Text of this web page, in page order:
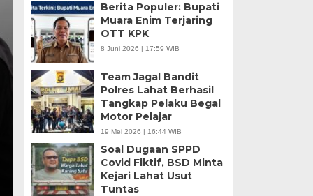
Proyek DD Rimba
Terindikasi
Rabu, 5 Agu 2026 - 11:19 WIB
LAHAT SUMSEL, MLCI – Proyek pembangunan
Dana Desa (DD) berlokasi di…
Berita Populer: Bupati
Muara Enim Terjaring
OTT KPK
8 Juni 2026 | 17:59 WIB
Team Jagal Bandit
Polres Lahat Berhasil
Tangkap Pelaku Begal
Motor Pelajar
19 Mei 2026 | 16:44 WIB
Soal Dugaan SPPD
Covid Fiktif, BSD Minta
Kejari Lahat Usut
Tuntas